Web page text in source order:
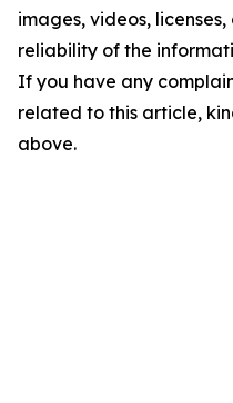
images, videos,
reliability of the
If you have any
related to this article,
above.